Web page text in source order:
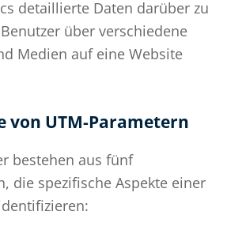
detaillierte Daten darüber zu
über verschiedene
Medien auf eine Website
von UTM-Parametern
bestehen aus fünf
die spezifische Aspekte einer